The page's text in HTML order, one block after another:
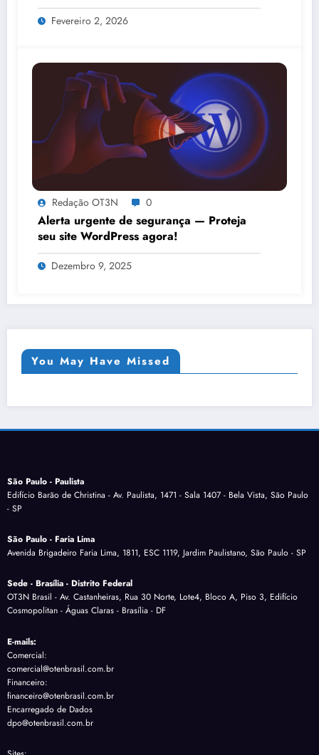
Fevereiro 2, 2026
Redação OT3N 0
Alerta urgente de segurança — Proteja
seu site WordPress agora!
Dezembro 9, 2025
You May Have Missed
São Paulo - Paulista
Edifício Barão de Christina - Av. Paulista, 1471 - Sala 1407 - Bela Vista, São Paulo
- SP
São Paulo - Faria Lima
Avenida Brigadeiro Faria Lima, 1811, ESC 1119, Jardim Paulistano, São Paulo - SP
Sede - Brasília - Distrito Federal
OT3N Brasil - Av. Castanheiras, Rua 30 Norte, Lote4, Bloco A, Piso 3, Edifício
Cosmopolitan - Águas Claras - Brasília - DF
E-mails:
Comercial:
comercial@otenbrasil.com.br
Financeiro:
financeiro@otenbrasil.com.br
Encarregado de Dados
dpo@otenbrasil.com.br